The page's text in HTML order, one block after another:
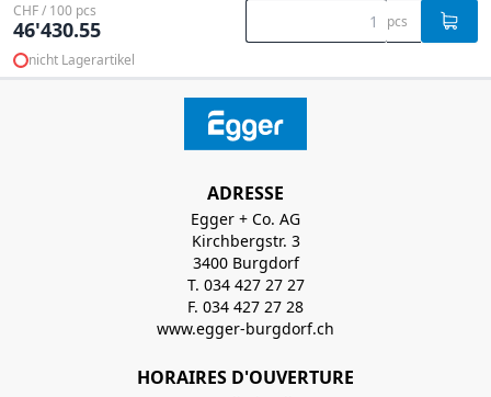
CHF / 100 pcs
46'430.55 pcs
nicht Lagerartikel
ADRESSE
Egger + Co. AG
Kirchbergstr. 3
3400 Burgdorf
T. 034 427 27 27
F. 034 427 27 28
www.egger-burgdorf.ch
HORAIRES D'OUVERTURE